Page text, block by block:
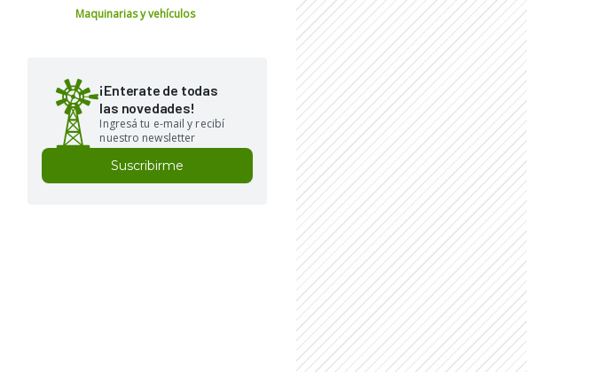
Maquinarias y vehículos
¡Enterate de todas
las novedades!
Ingresá tu e-mail y recibí
nuestro newsletter
Suscribirme